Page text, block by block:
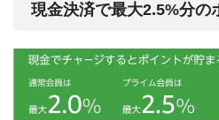
現金決済で最大2.5%分の